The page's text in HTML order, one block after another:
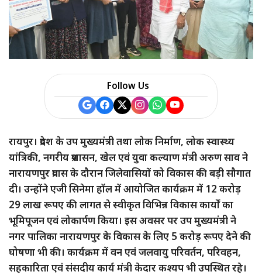
Follow Us
रायपुर। प्रदेश के उप मुख्यमंत्री तथा लोक निर्माण, लोक स्वास्थ्य
यांत्रिकी, नगरीय प्रशासन, खेल एवं युवा कल्याण मंत्री अरुण साव ने
नारायणपुर प्रवास के दौरान जिलेवासियों को विकास की बड़ी सौगात
दी। उन्होंने एजी सिनेमा हॉल में आयोजित कार्यक्रम में 12 करोड़
29 लाख रूपए की लागत से स्वीकृत विभिन्न विकास कार्यों का
भूमिपूजन एवं लोकार्पण किया। इस अवसर पर उप मुख्यमंत्री ने
नगर पालिका नारायणपुर के विकास के लिए 5 करोड़ रूपए देने की
घोषणा भी की। कार्यक्रम में वन एवं जलवायु परिवर्तन, परिवहन,
सहकारिता एवं संसदीय कार्य मंत्री केदार कश्यप भी उपस्थित रहे।
r
e